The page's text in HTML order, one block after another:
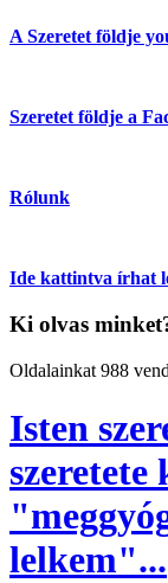
A Szeretet földje
Szeretet földje a
Rólunk
Ide kattintva írhat
Ki olvas
Oldalainkat 988
Isten
szeretete
lelkem"...